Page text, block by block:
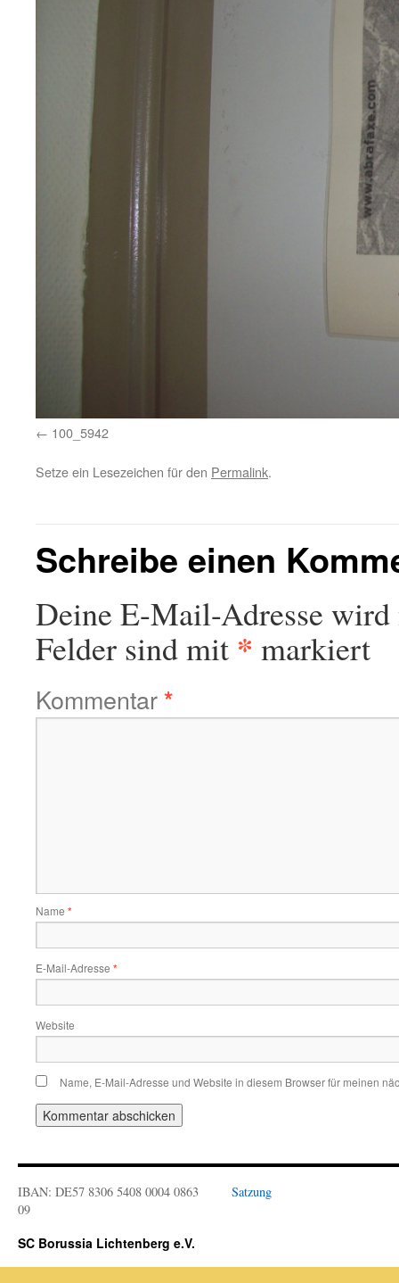
100_5942
Setze ein Lesezeichen für den Permalink.
Schreibe einen
Deine E-Mail-Adresse
Felder sind mit * markiert
Kommentar*
Name *
E-Mail-Adresse *
Website
Name, E-Mail-Adresse und Website in diesem Browser für meinen
IBAN: DE57 8306 5408 0004 0863
09
Satzung
SC Borussia Lichtenberg e.V.